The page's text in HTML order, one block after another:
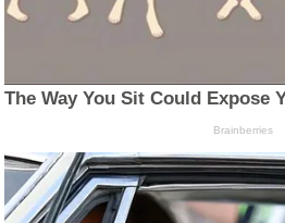
The Way You Sit Could Expose
Brainberries